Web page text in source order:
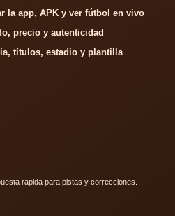
la app, APK y ver fútbol en vivo
precio y autenticidad
títulos, estadio y plantilla
rapida para pistas y correcciones.